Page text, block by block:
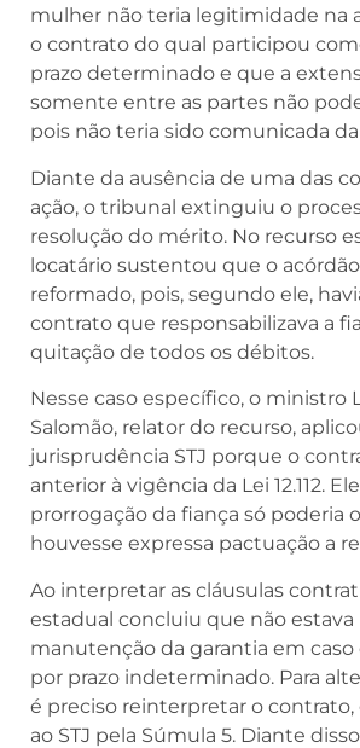
mulher não teria legitimidade na
o contrato do qual participou
prazo determinado e que a
somente entre as partes não
pois não teria sido comunicada
Diante da ausência de uma das
ação, o tribunal extinguiu o
resolução do mérito. No recurso
locatário sustentou que o
reformado, pois, segundo ele,
contrato que responsabilizava a
quitação de todos os débitos.
Nesse caso específico, o ministro
Salomão, relator do recurso,
jurisprudência STJ porque o
anterior à vigência da Lei 12.112.
prorrogação da fiança só poderia
houvesse expressa pactuação a
Ao interpretar as cláusulas
estadual concluiu que não estava
manutenção da garantia em
por prazo indeterminado. Para
é preciso reinterpretar o contrato,
ao STJ pela Súmula 5. Diante